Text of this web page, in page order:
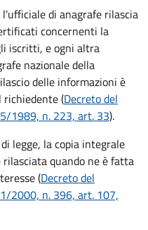
di anagrafe rilascia
concernenti la
iscritti, e ogni altra
nazionale della
delle informazioni è
(Decreto del
1989, n. 223, art. 33).
legge, la copia integrale
quando ne è fatta
(Decreto del
2000, n. 396, art. 107,